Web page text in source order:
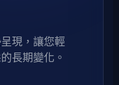
現，讓您輕
長期變化。